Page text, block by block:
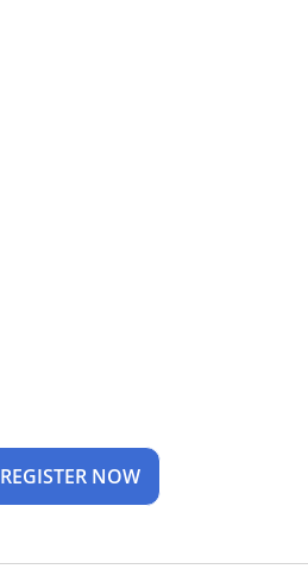
REGISTER NOW